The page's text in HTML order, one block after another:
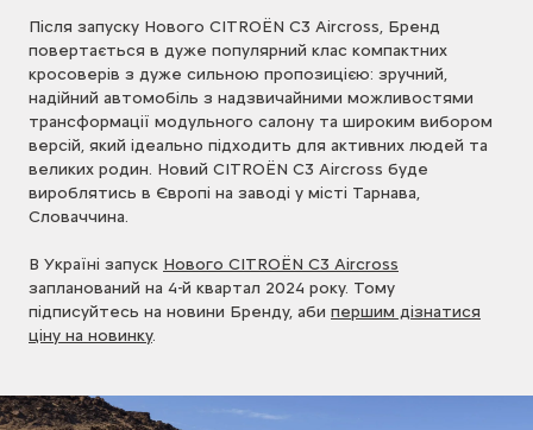
Після запуску Нового CITROЁN C3 Aircross, Бренд
повертається в дуже популярний клас компактних
кросоверів з дуже сильною пропозицією: зручний,
надійний автомобіль з надзвичайними можливостями
трансформації модульного салону та широким вибором
версій, який ідеально підходить для активних людей та
великих родин. Новий CITROЁN C3 Aircross буде
вироблятись в Європі на заводі у місті Тарнава,
Словаччина.
В Україні запуск Нового CITROЁN C3 Aircross
запланований на 4-й квартал 2024 року. Тому
підписуйтесь на новини Бренду, аби першим дізнатися
ціну на новинку.